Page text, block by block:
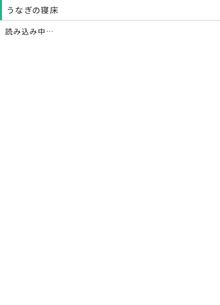
うなぎの寝床
読み込み中…